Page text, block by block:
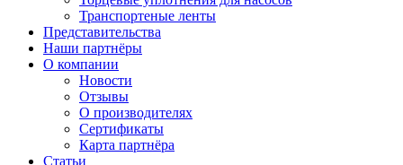
Транспортеные ленты
Представительства
Наши партнёры
О компании
Новости
Отзывы
О производителях
Сертификаты
Карта партнёра
Статьи